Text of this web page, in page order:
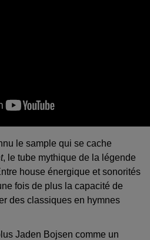
le sample qui se cache
, le tube mythique de la légende
house énergique et sonorités
fois de plus la capacité de
des classiques en hymnes
Jaden Bojsen comme un